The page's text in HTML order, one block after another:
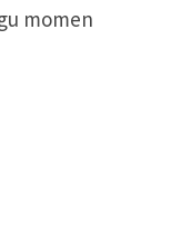
momen